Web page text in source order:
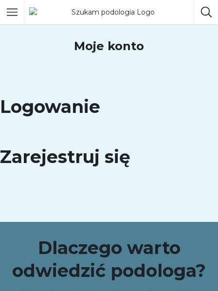
Moje konto
Logowanie
Zarejestruj się
Dlaczego warto
odwiedzić podologa?